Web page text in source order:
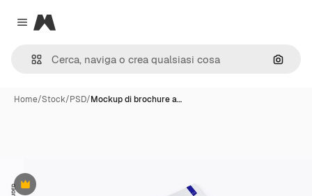
Close menu
Magnific
Cerca
Home/Stock/PSD/Mockup di brochure a…
Premium